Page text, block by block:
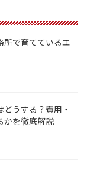
所で育てているエ
うする？費用・
かを徹底解説